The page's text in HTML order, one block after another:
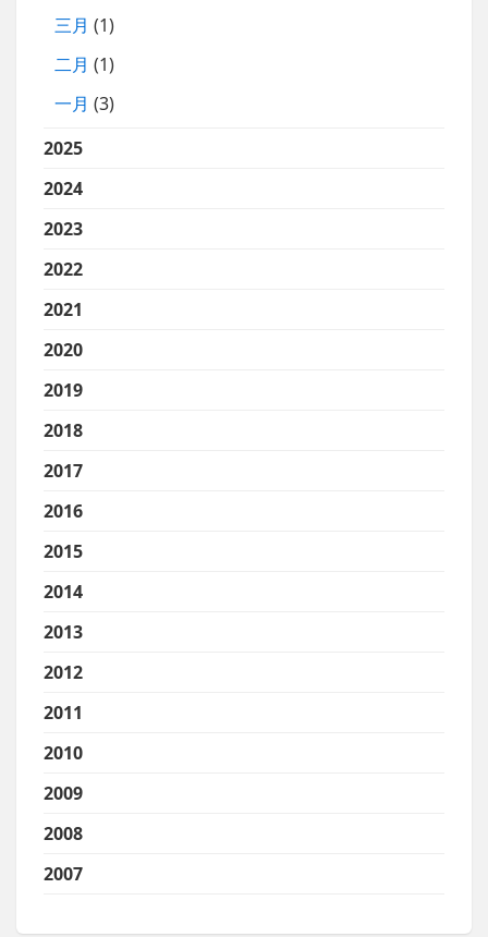
三月 (1)
二月 (1)
一月 (3)
2025
2024
2023
2022
2021
2020
2019
2018
2017
2016
2015
2014
2013
2012
2011
2010
2009
2008
2007